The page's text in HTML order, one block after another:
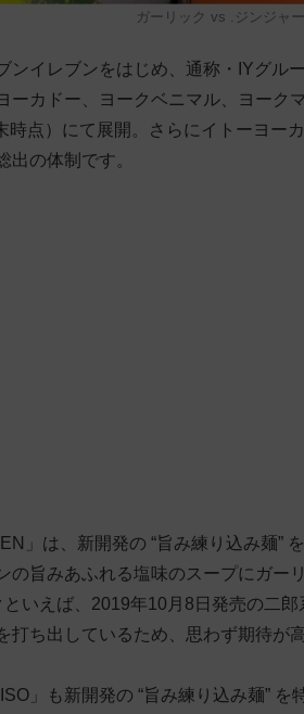
ガーリック vs .ジンジャー
ンイレブンをはじめ、通称・IYグル
ーカドー、ヨークベニマル、ヨーク
時点）にて展開。さらにイトーヨー
出の体制です。
」は、新開発の “旨み練り込み麺”
の旨みあふれる塩味のスープにガー
いえば、2019年10月8日発売の二郎
打ち出しているため、思わず期待が
」も新開発の “旨み練り込み麺”